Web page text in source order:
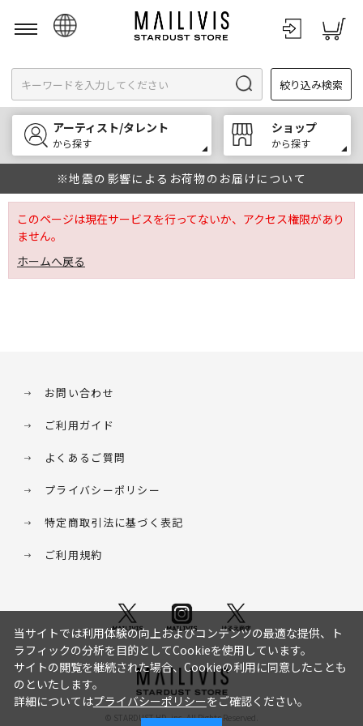
English
한국어
中文
絞り込み検索
アーティスト/タレント
から探す
ショップ
から探す
※地震の影響によるお荷物のお届けについて
このページは現在サービスを行ってないか、アクセス権限があり
ません。
ホームへ戻る
お問い合わせ
ご利用ガイド
よくあるご質問
プライバシーポリシー
特定商取引法に基づく表記
ご利用規約
© STARDUST HD. inc. All Rights Reserved.
当サイトでは利用体験の向上およびコンテンツの最適な提供、ト
ラフィックの分析を目的としてCookieを使用しています。
サイトの閲覧を継続された場合、Cookieの利用に同意したことも
のといたします。
詳細についてはプライバシーポリシーをご確認ください。